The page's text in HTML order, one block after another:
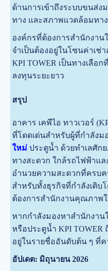
ด้านการเข้าถึงระบบขนส่ง
ทาง และสภาพแวดล้อมทา
องค์กรที่ต้องการสำนักงาน
จำเป็นต้องอยู่ในโซนค่าเช่
KPI TOWER เป็นทางเลือ
ลงทุนระยะยาว
สรุป
อาคาร เคพีไอ ทาวเวอร์
ที่โดดเด่นสำหรับผู้ที่กำลังม
ใหม่ ประตูน้ำ ด้วยทำเลศัก
ทางสะดวก ใกล้รถไฟฟ้าแล
อำนวยความสะดวกที่ครบ
สำหรับทั้งธุรกิจที่กำลังเติ
ต้องการสำนักงานคุณภาพ
หากกำลังมองหาสำนักงาน
หรือประตูน้ำ KPI
อยู่ในรายชื่ออันดับต้น ๆ ที่
อัปเดต: มิถุนายน 2026